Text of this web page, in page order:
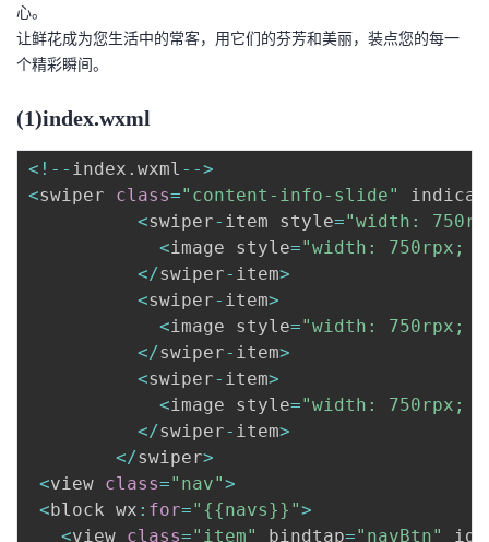
心。
让鲜花成为您生活中的常客，用它们的芬芳和美丽，装点您的每一
个精彩瞬间。
(1)index.wxml
< ! -- index . wxml -->
<swiper class="content-info-slide"
<swiper- item style="width:
<image style="width: 750rpx;
</swiper- item>
<swiper- item>
<image style="width: 750rpx;
</swiper- item>
<swiper- item>
<image style="width: 750rpx;
</swiper- item>
</swiper>
<view class="nav">
<block wx : for="{{navs}}">
<view class="item" bindtap="navBtn" id